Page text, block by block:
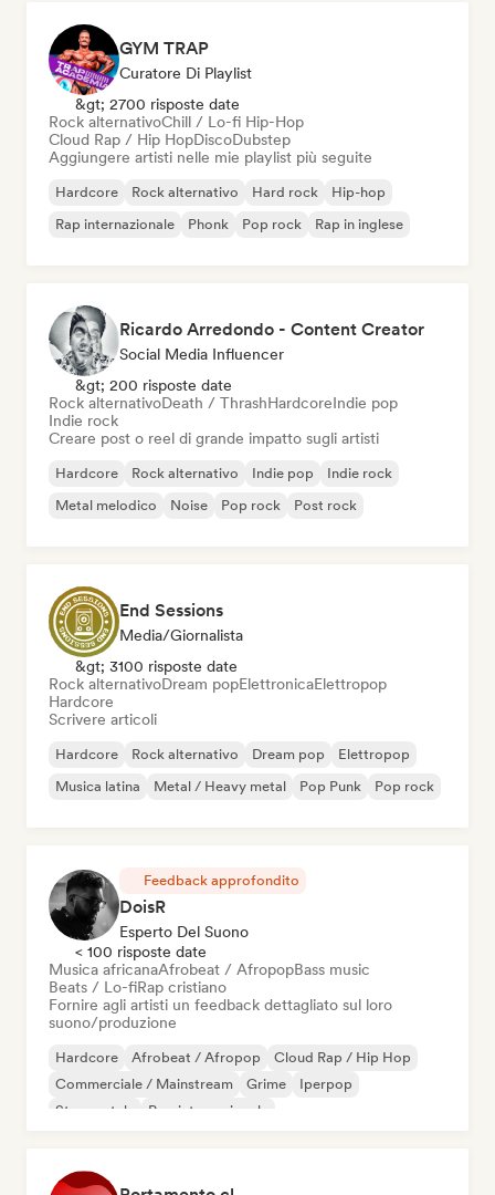
GYM TRAP
Curatore Di Playlist
&gt; 2700 risposte date
Rock alternativoChill / Lo-fi Hip-Hop
Cloud Rap / Hip HopDiscoDubstep
Aggiungere artisti nelle mie playlist più seguite
Hardcore Rock alternativo Hard rock
Hip-hop
Rap internazionale
Phonk Pop rock Rap in inglese
Ricardo Arredondo - Content Creator
Social Media Influencer
&gt; 200 risposte date
Rock alternativoDeath / ThrashHardcoreIndie pop
Indie rock
Creare post o reel di grande impatto sugli artisti
Hardcore Rock alternativo Indie pop
Indie rock
Metal melodico
Noise Pop rock Post rock
End Sessions
Media/Giornalista
&gt; 3100 risposte date
Rock alternativoDream popElettronicaElettropop
Hardcore
Scrivere articoli
Hardcore Rock alternativo Dream pop
Elettropop
Musica latina
Metal / Heavy metal Pop Punk Pop rock
Feedback approfondito
DoisR
Esperto Del Suono
< 100 risposte date
Musica africanaAfrobeat / AfropopBass music
Beats / Lo-fiRap cristiano
Fornire agli artisti un feedback dettagliato sul loro
suono/produzione
Hardcore Afrobeat / Afropop
Cloud Rap / Hip Hop
Commerciale / Mainstream
Grime
Iperpop
Strumentale
Pop internazionale